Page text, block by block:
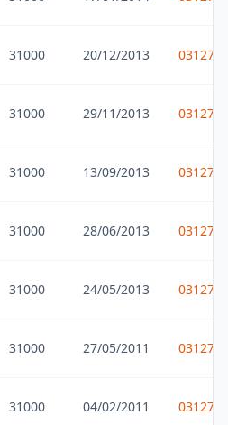
31000 20/12/2013
31000 29/11/2013
31000 13/09/2013
31000 28/06/2013
31000 24/05/2013
31000 27/05/2011
31000 04/02/2011